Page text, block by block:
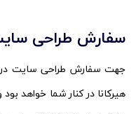
سفارش طراحی
جهت سفارش طراحی سایت در
هیرکانا در کنار شما خواهد